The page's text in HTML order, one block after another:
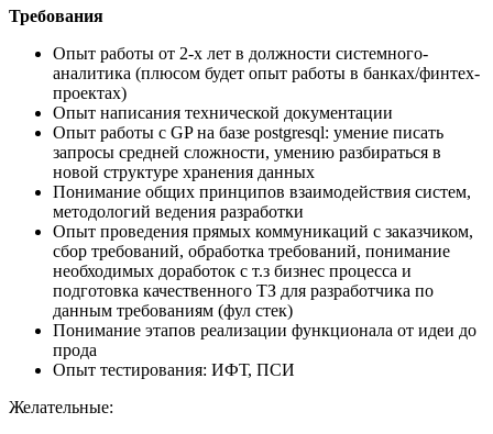
Требования
Опыт работы от 2-х лет в должности системного-
аналитика (плюсом будет опыт работы в банках/финтех-
проектах)
Опыт написания технической документации
Опыт работы с GP на базе postgresql: умение писать
запросы средней сложности, умению разбираться в
новой структуре хранения данных
Понимание общих принципов взаимодействия систем,
методологий ведения разработки
Опыт проведения прямых коммуникаций с заказчиком,
сбор требований, обработка требований, понимание
необходимых доработок с т.з бизнес процесса и
подготовка качественного ТЗ для разработчика по
данным требованиям (фул стек)
Понимание этапов реализации функционала от идеи до
прода
Опыт тестирования: ИФТ, ПСИ
Желательные: